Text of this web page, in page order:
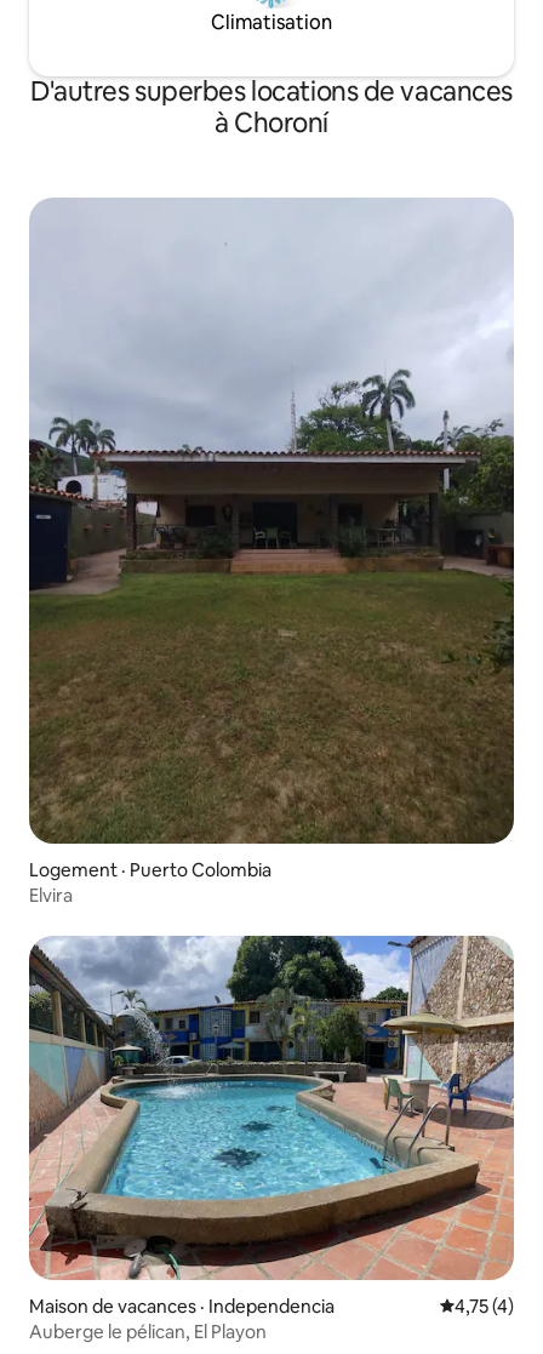
Climatisation
D'autres superbes locations de vacances
à Choroní
Logement · Puerto Colombia
Elvira
Maison de vacances · Independencia Note
4,75 (4)
Auberge le pélican, El Playon